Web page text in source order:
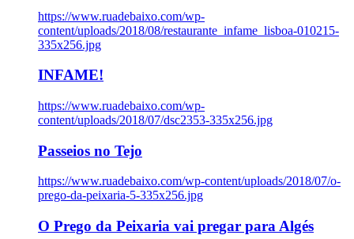
https://www.ruadebaixo.com/wp-
content/uploads/2018/08/restaurante_infame_lisboa-010215-
335x256.jpg
INFAME!
https://www.ruadebaixo.com/wp-
content/uploads/2018/07/dsc2353-335x256.jpg
Passeios no Tejo
https://www.ruadebaixo.com/wp-content/uploads/2018/07/o-
prego-da-peixaria-5-335x256.jpg
O Prego da Peixaria vai pregar para Algés